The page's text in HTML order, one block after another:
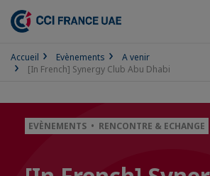
Accueil Evènements
A venir
[In French] Synergy Club Abu Dhabi
EVÈNEMENTS • RENCONTRE & ECHANGE